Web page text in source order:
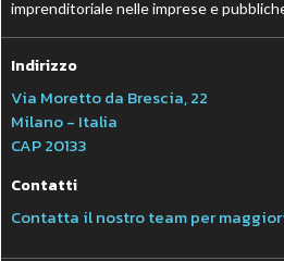
imprenditoriale nelle imprese e
Indirizzo
Via Moretto da Brescia, 22
Milano - Italia
CAP 20133
Contatti
Contatta il nostro team per